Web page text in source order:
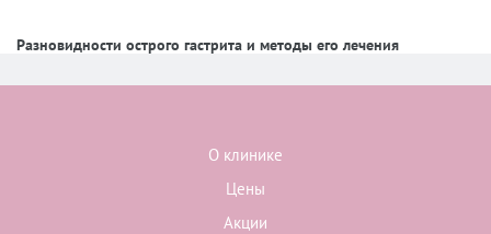
Разновидности острого гастрита и методы его лечения
О клинике
Цены
Акции